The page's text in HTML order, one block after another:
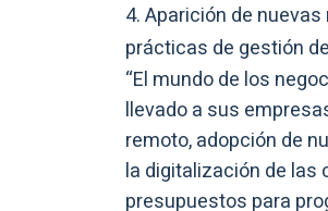
Aparición de
prácticas de gestión
“El mundo de los
llevado a sus
remoto, adopción de
la digitalización de las
presupuestos para